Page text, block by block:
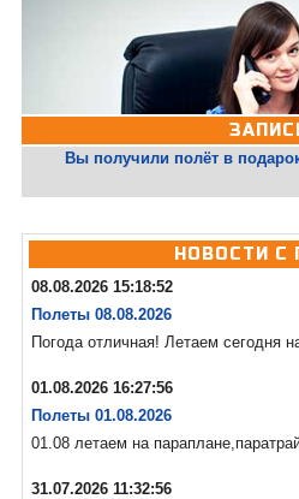
Вы получили полёт в
НОВОСТИ С
08.08.2026 15:18:52
Полеты 08.08.2026
Погода отличная! Летаем сегодня
01.08.2026 16:27:56
Полеты 01.08.2026
01.08 летаем на
31.07.2026 11:32:56